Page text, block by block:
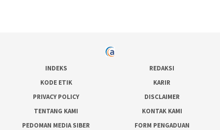
INDEKS
REDAKSI
KODE ETIK
KARIR
PRIVACY POLICY
DISCLAIMER
TENTANG KAMI
KONTAK KAMI
PEDOMAN MEDIA SIBER
FORM PENGADUAN